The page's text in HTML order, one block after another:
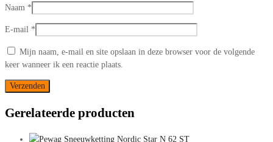
Naam *
E-mail *
Mijn naam, e-mail en site opslaan in deze browser voor de volgende
keer wanneer ik een reactie plaats.
Gerelateerde producten